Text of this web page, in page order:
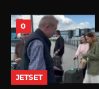
0
JETSET